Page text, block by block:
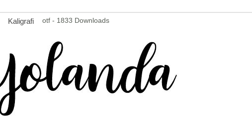
Kaligrafi otf - 1833 Downloads